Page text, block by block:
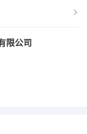
限公司